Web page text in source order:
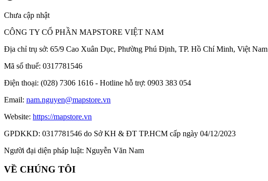
Chưa cập nhật
CÔNG TY CỔ PHẦN MAPSTORE VIỆT NAM
Địa chỉ trụ sở: 65/9 Cao Xuân Dục, Phường Phú Định, TP. Hồ Chí Minh, Việt Nam
Mã số thuế: 0317781546
Điện thoại: (028) 7306 1616 - Hotline hỗ trợ: 0903 383 054
Email: nam.nguyen@mapstore.vn
Website: https://mapstore.vn
GPDKKD: 0317781546 do Sở KH & ĐT TP.HCM cấp ngày 04/12/2023
Người đại diện pháp luật: Nguyễn Văn Nam
VỀ CHÚNG TÔI